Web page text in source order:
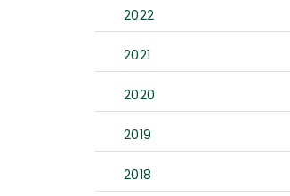
2022
2021
2020
2019
2018